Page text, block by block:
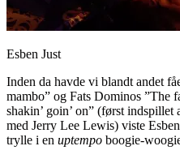
Esben Just
Inden da havde vi blandt andet
mambo” og Fats Dominos ”The
shakin’ goin’ on” (først
med Jerry Lee Lewis) viste
trylle i en uptempo boogie-